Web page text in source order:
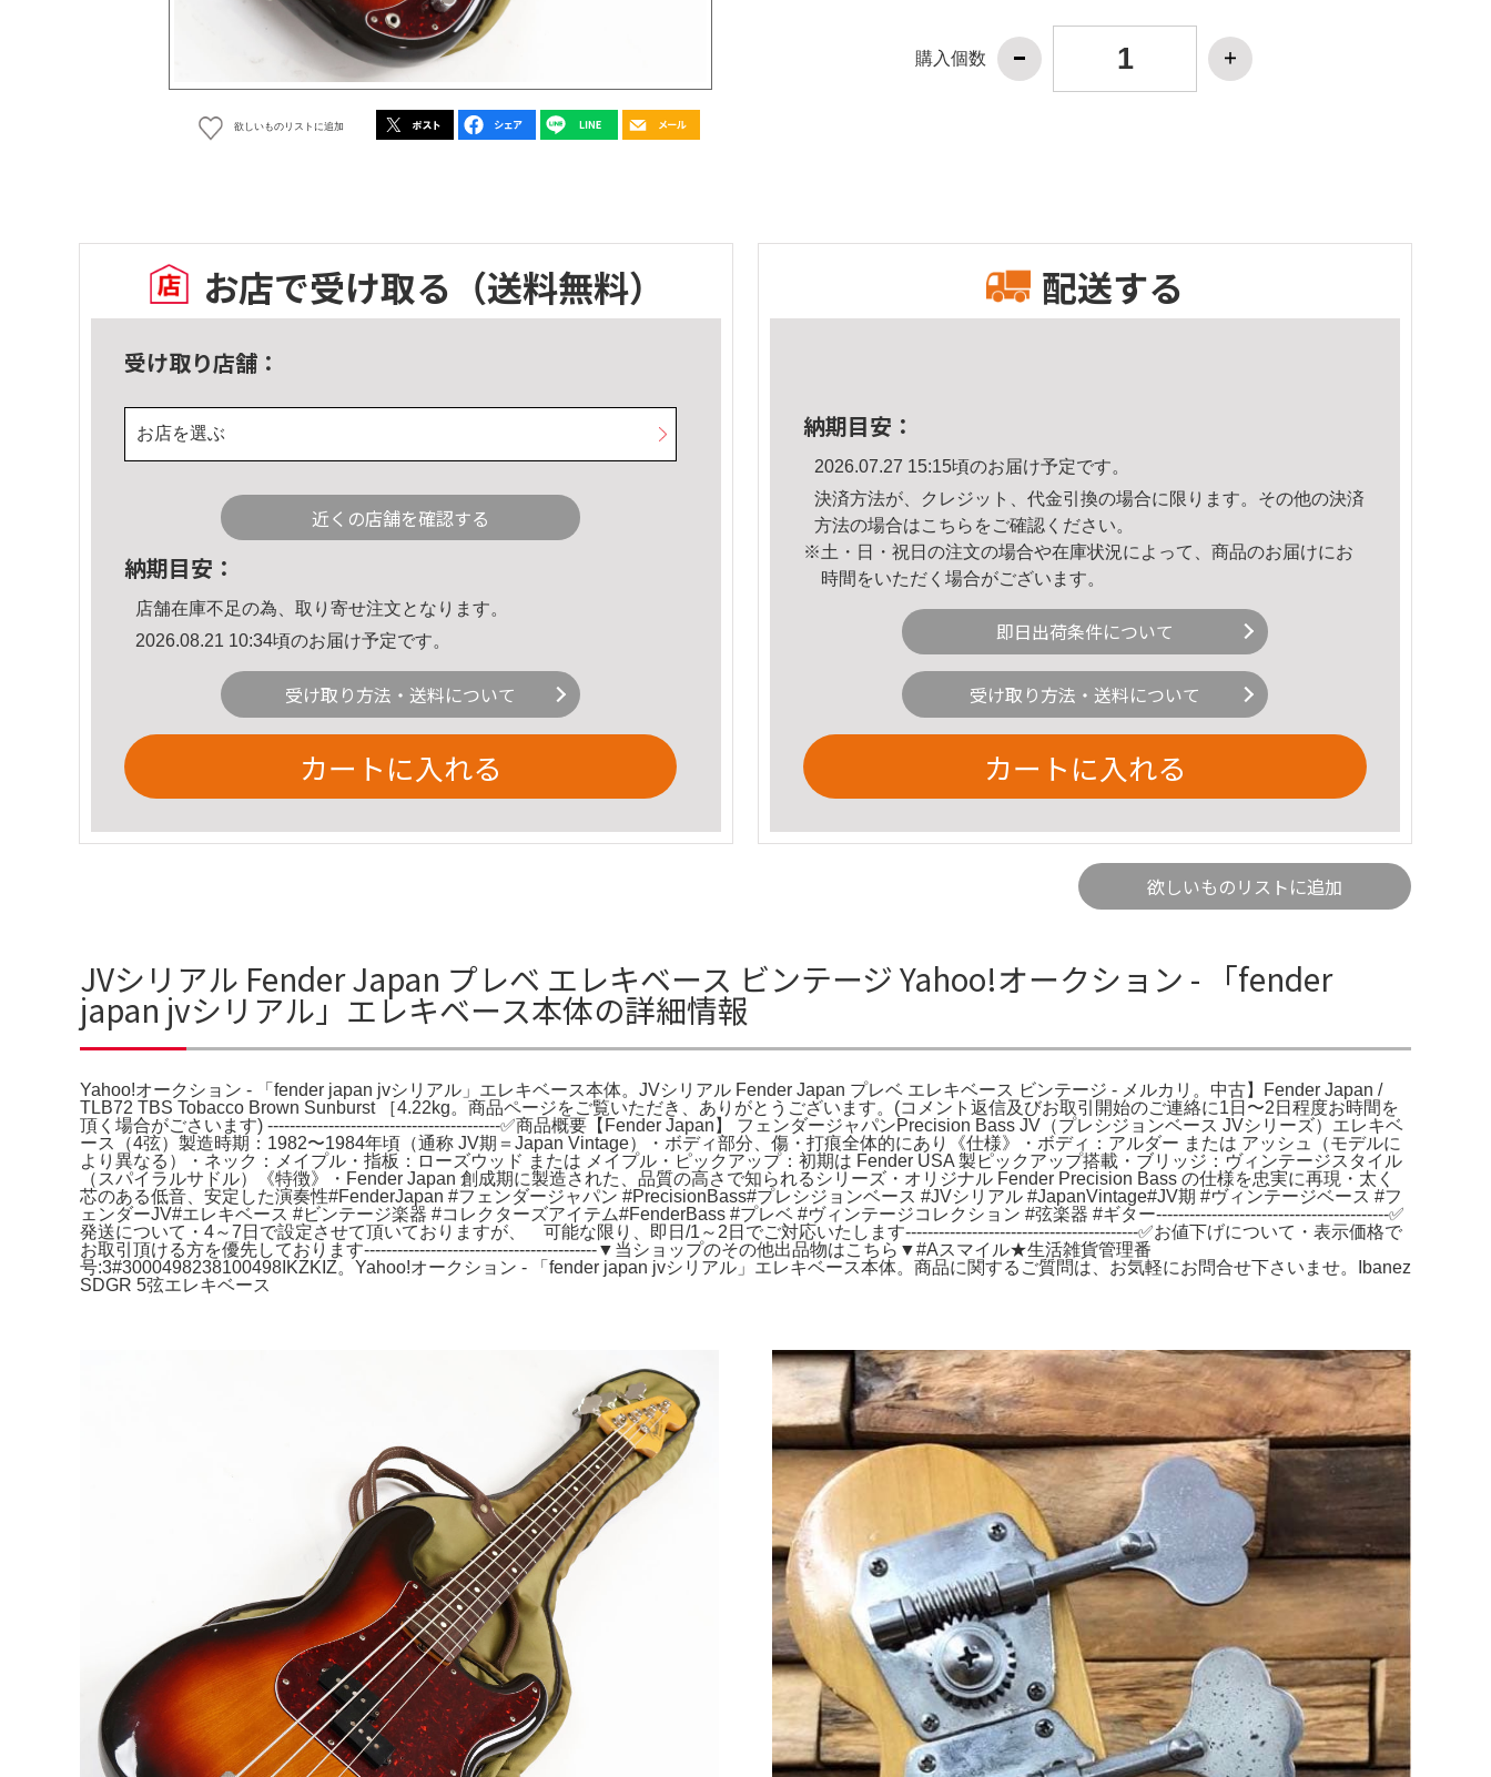
欲しいものリストに追加
購入個数
お店で受け取る （送料無料）
受け取り店舗：
お店を選ぶ
近くの店舗を確認する
納期目安：
店舗在庫不足の為、取り寄せ注文となります。
2026.08.21 10:34頃のお届け予定です。
受け取り方法・送料について
カートに入れる
配送する
納期目安：
2026.07.27 15:15頃のお届け予定です。
決済方法が、クレジット、代金引換の場合に限ります。その他の決済
方法の場合はこちら をご確認ください。
※土・日・祝日の注文の場合や在庫状況によって、商品のお届けにお
時間をいただく場合がございます。
即日出荷条件について
受け取り方法・送料について
カートに入れる
欲しいものリストに追加
JVシリアル Fender Japan プレベ エレキベース ビンテージ Yahoo!オークション - 「fender
japan jvシリアル」エレキベース本体の詳細情報
Yahoo!オークション - 「fender japan jvシリアル」エレキベース本体。JVシリアル Fender Japan プレベ エレキベース ビンテージ - メルカリ。中古】Fender Japan /
TLB72 TBS Tobacco Brown Sunburst ［4.22kg。商品ページをご覧いただき、ありがとうございます。(コメント返信及びお取引開始のご連絡に1日〜2日程度お時間を
頂く場合がごさいます) ------------------------------------------✅商品概要【Fender Japan】 フェンダージャパンPrecision Bass JV（プレシジョンベース JVシリーズ）エレキベ
ース（4弦）製造時期：1982〜1984年頃（通称 JV期＝Japan Vintage）・ボディ部分、傷・打痕全体的にあり《仕様》・ボディ：アルダー または アッシュ（モデルに
より異なる）・ネック：メイプル・指板：ローズウッド または メイプル・ピックアップ：初期は Fender USA 製ピックアップ搭載・ブリッジ：ヴィンテージスタイル
（スパイラルサドル）《特徴》・Fender Japan 創成期に製造された、品質の高さで知られるシリーズ・オリジナル Fender Precision Bass の仕様を忠実に再現・太く
芯のある低音、安定した演奏性#FenderJapan #フェンダージャパン #PrecisionBass#プレシジョンベース #JVシリアル #JapanVintage#JV期 #ヴィンテージベース #フ
ェンダーJV#エレキベース #ビンテージ楽器 #コレクターズアイテム#FenderBass #プレベ #ヴィンテージコレクション #弦楽器 #ギター------------------------------------------✅
発送について・4～7日で設定させて頂いておりますが、 可能な限り、即日/1～2日でご対応いたします------------------------------------------✅お値下げについて・表示価格で
お取引頂ける方を優先しております------------------------------------------▼当ショップのその他出品物はこちら▼#Aスマイル★生活雑貨管理番
号:3#3000498238100498IKZKIZ。Yahoo!オークション - 「fender japan jvシリアル」エレキベース本体。商品に関するご質問は、お気軽にお問合せ下さいませ。Ibanez
SDGR 5弦エレキベース